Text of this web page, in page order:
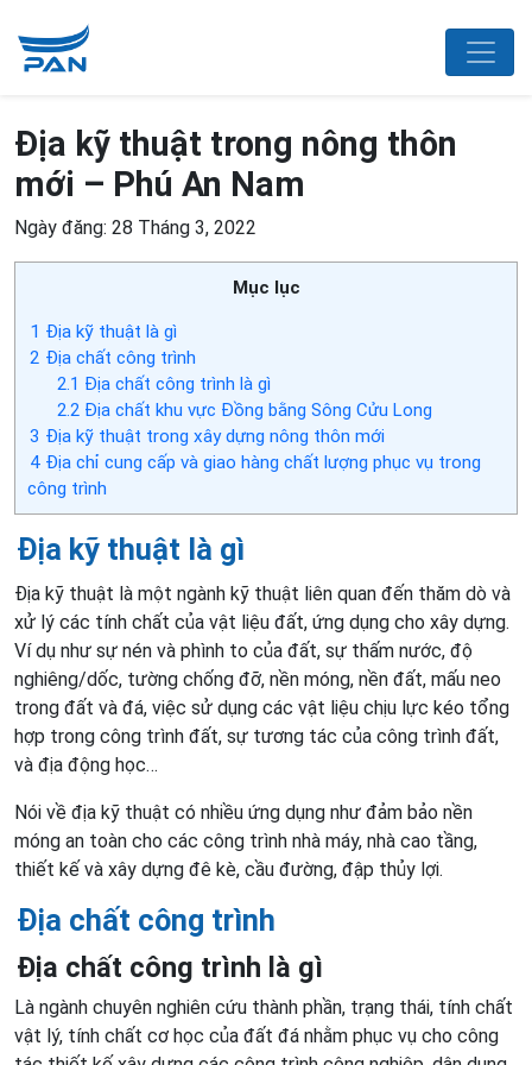
Địa kỹ thuật trong nông thôn
mới – Phú An Nam
Ngày đăng: 28 Tháng 3, 2022
Mục lục
1 Địa kỹ thuật là gì
2 Địa chất công trình
2.1 Địa chất công trình là gì
2.2Địa chất khu vực Đồng bằng Sông Cửu Long
3 Địa kỹ thuật trong xây dựng nông thôn mới
4 Địa chỉ cung cấp và giao hàng chất lượng phục vụ trong
công trình
Địa kỹ thuật là gì
Địa kỹ thuật là một ngành kỹ thuật liên quan đến thăm dò và
xử lý các tính chất của vật liệu đất, ứng dụng cho xây dựng.
Ví dụ như sự nén và phình to của đất, sự thấm nước, độ
nghiêng/dốc, tường chống đỡ, nền móng, nền đất, mấu neo
trong đất và đá, việc sử dụng các vật liệu chịu lực kéo tổng
hợp trong công trình đất, sự tương tác của công trình đất,
và địa động học…
Nói về địa kỹ thuật có nhiều ứng dụng như đảm bảo nền
móng an toàn cho các công trình nhà máy, nhà cao tầng,
thiết kế và xây dựng đê kè, cầu đường, đập thủy lợi.
Địa chất công trình
Địa chất công trình là gì
Là ngành chuyên nghiên cứu thành phần, trạng thái, tính chất
vật lý, tính chất cơ học của đất đá nhằm phục vụ cho công